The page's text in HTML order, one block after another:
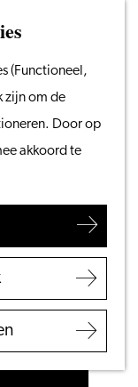
(Functioneel,
zijn om de
Door op
akkoord te
Vanaf het water
wandelen
Winkelen
Eten & drinken
Met kinderen
VVV Leiden
Bereikbaarheid
Regio Leiden